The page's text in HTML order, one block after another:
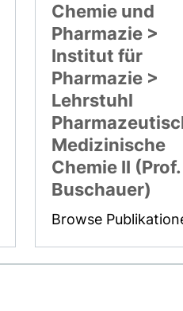
Chemie und
Pharmazie >
Institut für
Pharmazie >
Lehrstuhl
Medizinische
Chemie II (Prof.
Buschauer)
Browse